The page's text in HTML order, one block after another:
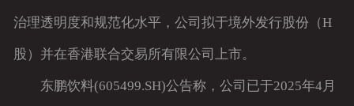
治理透明度和规范化水平，公司拟于境外发行股份（H
股）并在香港联合交易所有限公司上市。
东鹏饮料(605499.SH)公告称，公司已于2025年4月